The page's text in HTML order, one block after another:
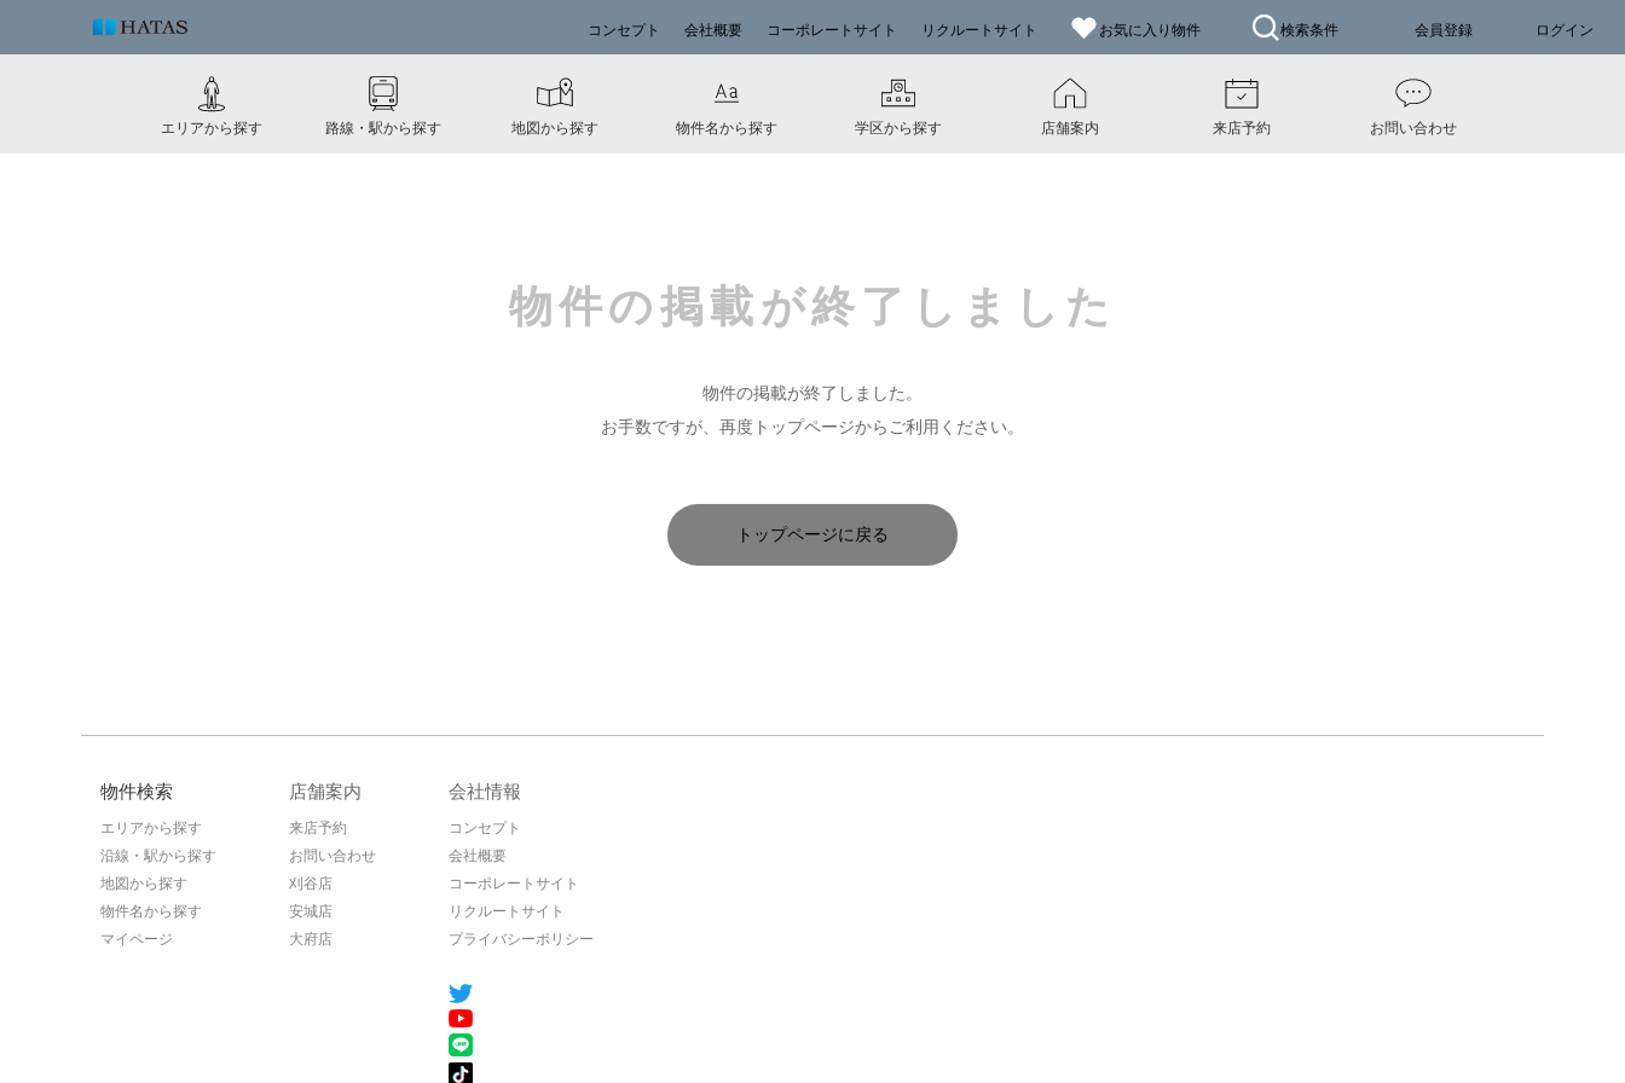
コンセプト 会社概要 コーポレートサイト リクルートサイト お気に入り 物件 検索条件 会員登録 ログイン
エリアから探す 路線・駅から探す 地図から探す 物件名から探す 学区から探す 店舗案内 来店予約 お問い合わせ
物件の掲載が終了しました
物件の掲載が終了しました。
お手数ですが、再度トップページからご利用ください。
トップページに戻る
物件検索
エリアから探す
沿線・駅から探す
地図から探す
物件名から探す
マイページ
店舗案内
来店予約
お問い合わせ
刈谷店
安城店
大府店
会社情報
コンセプト
会社概要
コーポレートサイト
リクルートサイト
プライバシーポリシー